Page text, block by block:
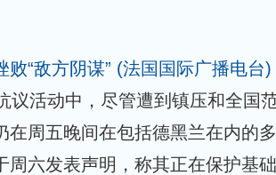
“敌方阴谋” (法国国际广播电台)
议活动中，尽管遭到镇压和全国
在周五晚间在包括德黑兰在内的
六发表声明，称其正在保护基础